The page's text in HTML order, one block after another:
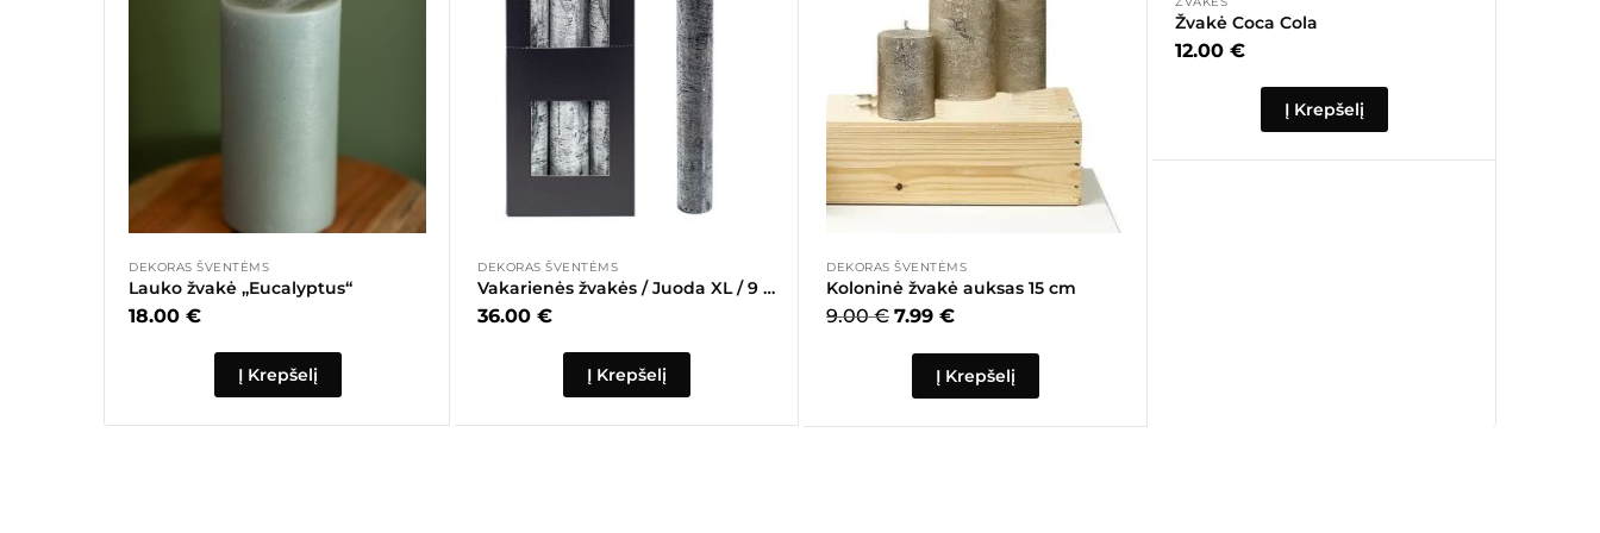
DEKORAS ŠVENTĖMS
Lauko žvakė „Eucalyptus“
18.00 €
Į Krepšelį
DEKORAS ŠVENTĖMS
Vakarienės žvakės / Juoda XL / 9 vnt.
36.00 €
Į Krepšelį
DEKORAS ŠVENTĖMS
Koloninė žvakė auksas 15 cm
9.00€ 7.99 €
Į Krepšelį
Žvakė Coca Cola
12.00 €
Į Krepšelį